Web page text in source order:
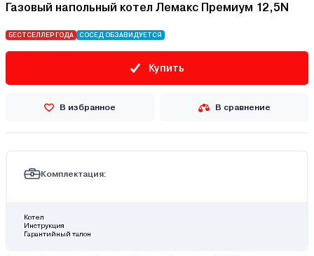
Газовый напольный котел Лемакс Премиум 12,5N
БЕСТСЕЛЛЕР ГОДА СОСЕД ОБЗАВИДУЕТСЯ
Купить
В избранное В сравнение
Комплектация:
Котел
Инструкция
Гарантийный талон